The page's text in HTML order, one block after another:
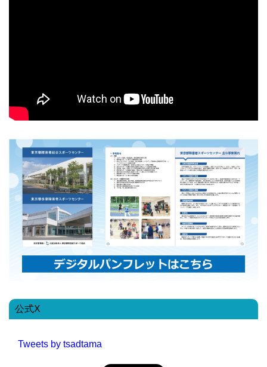
公式X
Tweets by tsadtama